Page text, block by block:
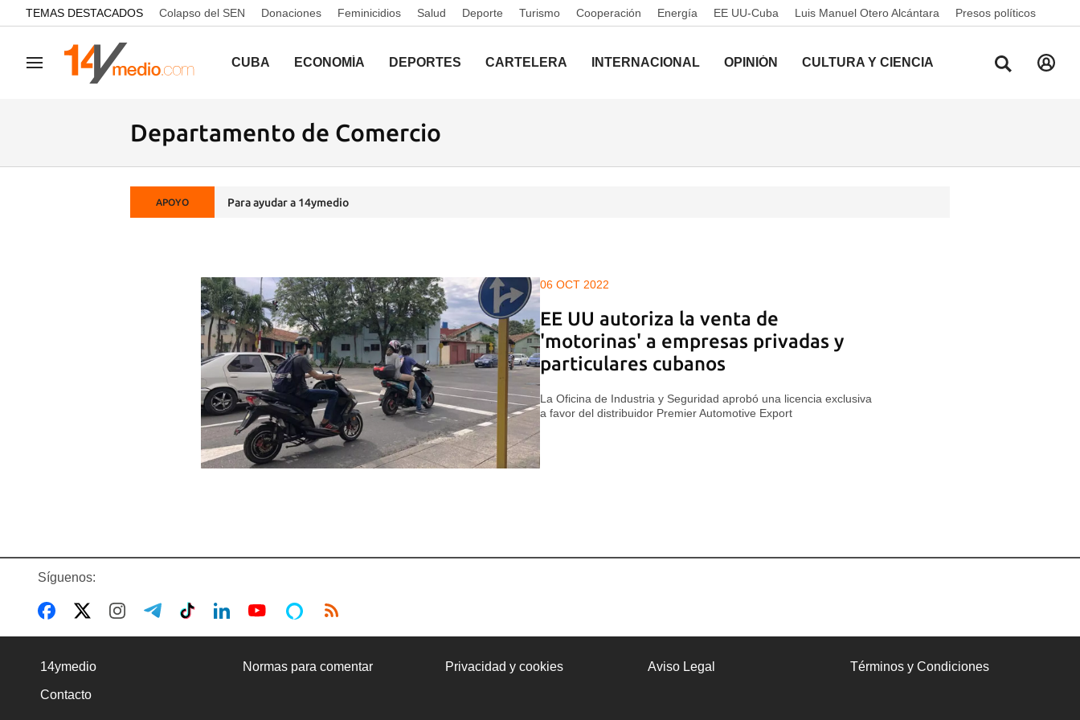
common.go-to-content
TEMAS DESTACADOS Colapso del SEN Donaciones Feminicidios Salud Deporte Turismo Cooperación Energía EE UU-Cuba Luis Manuel Otero Alcántara Presos políticos
Navegación CUBA ECONOMÍA DEPORTES CARTELERA INTERNACIONAL OPINIÓN CULTURA Y CIENCIA
Departamento de Comercio
APOYO Para ayudar a 14ymedio
06 OCT 2022
EE UU autoriza la venta de
'motorinas' a empresas privadas y
particulares cubanos
La Oficina de Industria y Seguridad aprobó una licencia exclusiva
a favor del distribuidor Premier Automotive Export
Síguenos:
14ymedio Normas para comentar Privacidad y cookies Aviso Legal Términos y Condiciones
Contacto